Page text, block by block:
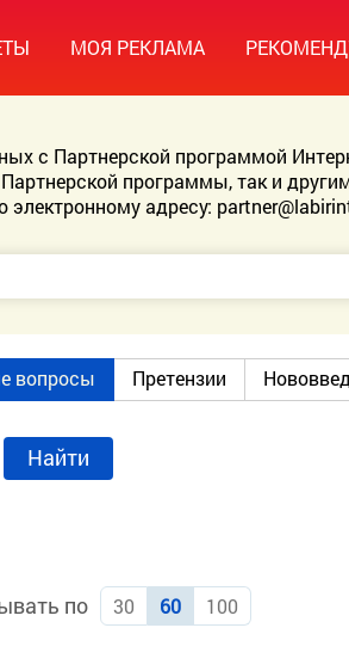
МОЯ РЕКЛАМА
с Партнерской программой
программы, так и
адресу:
вопросы Претензии
Найти
по 30 60 100